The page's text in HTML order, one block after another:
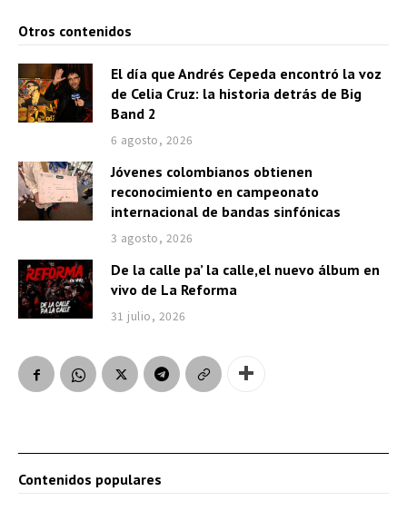
Otros contenidos
El día que Andrés Cepeda encontró la voz
de Celia Cruz: la historia detrás de Big
Band 2
6 agosto, 2026
Jóvenes colombianos obtienen
reconocimiento en campeonato
internacional de bandas sinfónicas
3 agosto, 2026
De la calle pa’ la calle,el nuevo álbum en
vivo de La Reforma
31 julio, 2026
Contenidos populares